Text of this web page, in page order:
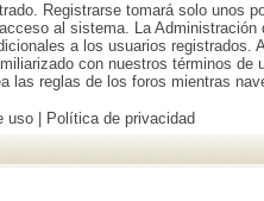
Registrarse tomará solo unos
al sistema. La Administración
a los usuarios registrados.
con nuestros términos de
las reglas de los foros mientras
uso| Política de privacidad